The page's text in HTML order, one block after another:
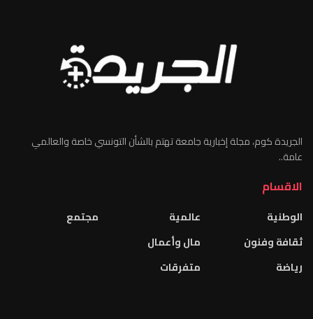
الجريدة كوم، مجلة إخبارية جامعة تهتم بالشأن التونسي خاصة والعالمي
عامة..
الاقسام
الوطنية
ثقافة وفنون
رياضة
عالمية
مال وأعمال
متفرقات
مجتمع